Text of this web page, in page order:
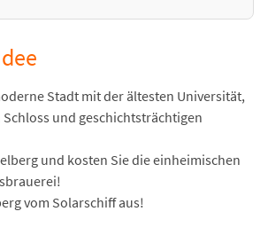
Stadt mit der ältesten Universität,
und geschichtsträchtigen
und kosten Sie die einheimischen
vom Solarschiff aus!